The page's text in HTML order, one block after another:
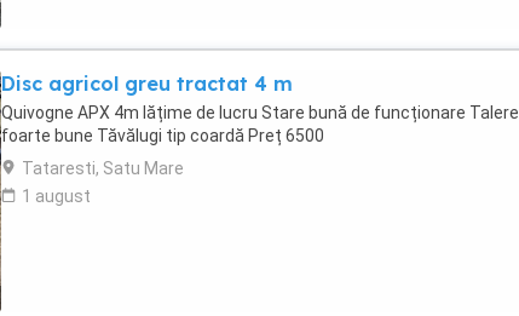
Disc agricol greu tractat 4 m
Quivogne APX 4m lățime de lucru Stare bună de funcționare Talere
foarte bune Tăvălugi tip coardă Preț 6500
Tataresti, Satu Mare
1 august